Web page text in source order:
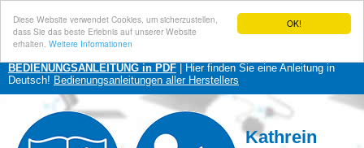
OK!
Diese Website verwendet Cookies, um sicherzustellen,
dass Sie das beste Erlebnis auf unserer Website
erhalten. Weitere Informationen
BEDIENUNGSANLEITUNG in PDF | Hier finden Sie eine Anleitung in
Deutsch! Bedienungsanleitungen aller Herstellers
Kathrein